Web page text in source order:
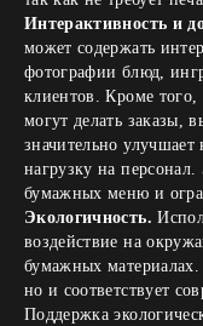
Интерактивность и
может содержать
фотографии блюд,
клиентов. Кроме
могут делать заказы,
значительно
нагрузку на
бумажных меню и
Экологичность.
воздействие на
бумажных
но и соответствует
Поддержка